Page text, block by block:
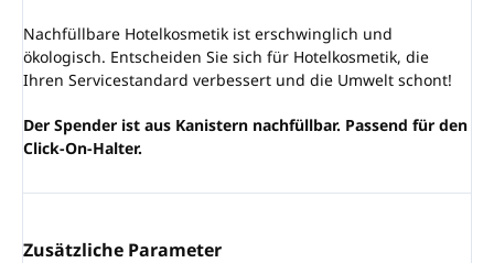
Nachfüllbare Hotelkosmetik ist erschwinglich und
ökologisch. Entscheiden Sie sich für Hotelkosmetik, die
Ihren Servicestandard verbessert und die Umwelt schont!
Der Spender ist aus Kanistern nachfüllbar. Passend für den
Click-On-Halter.
Zusätzliche Parameter